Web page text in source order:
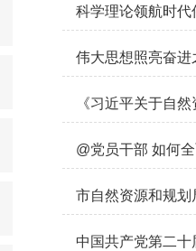
科学理论领航时
伟大思想照亮奋
《习近平关于自
@党员干部 如何
市自然资源和规
中国共产党第二